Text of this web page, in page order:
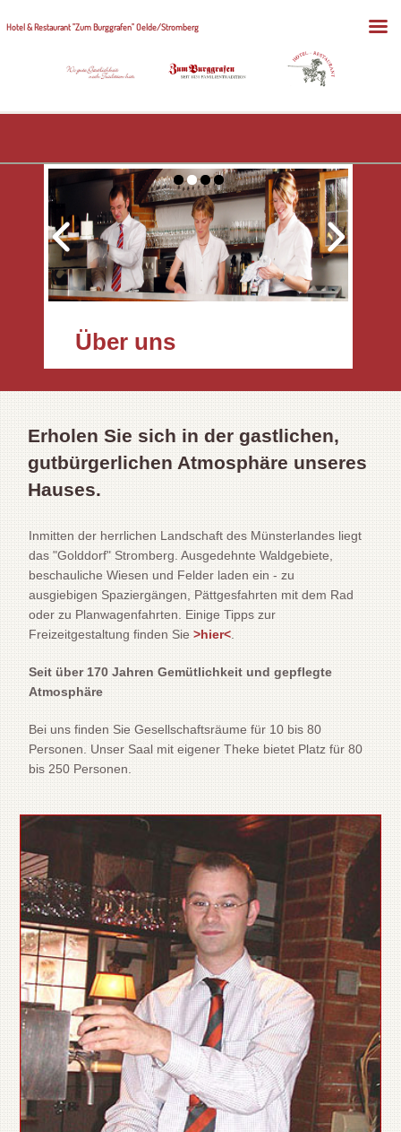
Über uns
Erholen Sie sich in der gastlichen,
gutbürgerlichen Atmosphäre unseres
Hauses.
Inmitten der herrlichen Landschaft des Münsterlandes liegt
das "Golddorf" Stromberg. Ausgedehnte Waldgebiete,
beschauliche Wiesen und Felder laden ein - zu
ausgiebigen Spaziergängen, Pättgesfahrten mit dem Rad
oder zu Planwagenfahrten. Einige Tipps zur
Freizeitgestaltung finden Sie>hier<
Seit über 170 Jahren Gemütlichkeit und gepflegte
Atmosphäre
Bei uns finden Sie Gesellschaftsräume für 10 bis 80
Personen. Unser Saal mit eigener Theke bietet Platz für 80
bis 250 Personen.
Hotel & Restaurant "Zum Burggrafen" Oelde/Stromberg